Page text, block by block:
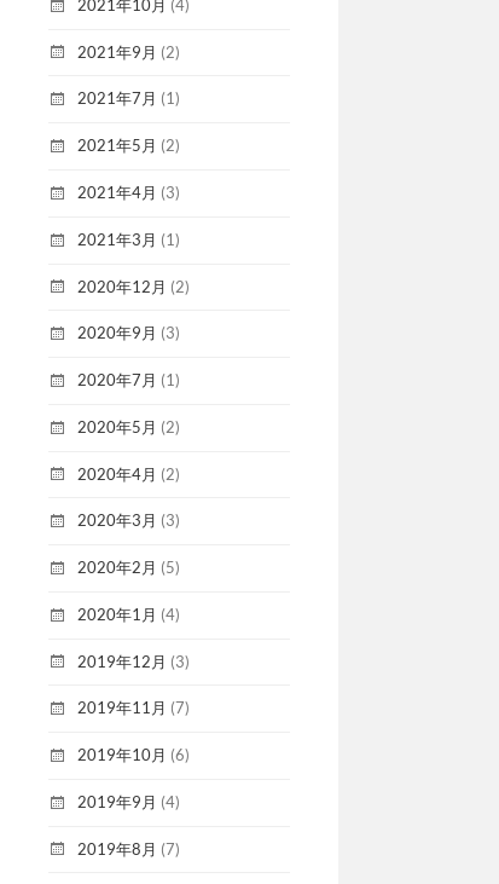
2021年10月 (4)
2021年9月 (2)
2021年7月 (1)
2021年5月 (2)
2021年4月 (3)
2021年3月 (1)
2020年12月 (2)
2020年9月 (3)
2020年7月 (1)
2020年5月 (2)
2020年4月 (2)
2020年3月 (3)
2020年2月 (5)
2020年1月 (4)
2019年12月 (3)
2019年11月 (7)
2019年10月 (6)
2019年9月 (4)
2019年8月 (7)